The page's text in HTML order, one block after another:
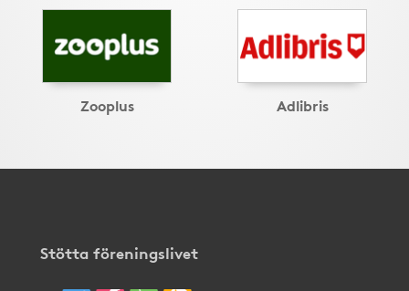
Zooplus Adlibris
Stötta föreningslivet